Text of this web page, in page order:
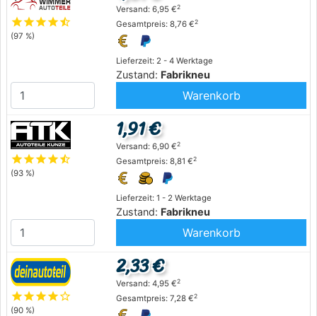
starstarstarstarstar_half
(97 %)
Lieferzeit: 2 - 4 Werktage
Zustand: Fabrikneu
Versand: 6,95 €2
Gesamtpreis: 8,76 €2
Warenkorb
starstarstarstarstar_half
(93 %)
Lieferzeit: 1 - 2 Werktage
Zustand: Fabrikneu
1,91 €
Versand: 6,90 €2
Gesamtpreis: 8,81 €2
Warenkorb
starstarstarstarstar_outline
(90 %)
2,33 €
Versand: 4,95 €2
Gesamtpreis: 7,28 €2